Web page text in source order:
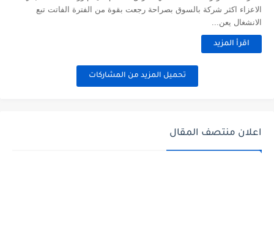
الاعزاء اكثر شركة بالسوق بصراحة رجعت بقوة من الفترة الفاتت تبع
الانشغال يعن...
اقرأ المزيد
تحميل المزيد من المشاركات
اعلان منتصف المقال